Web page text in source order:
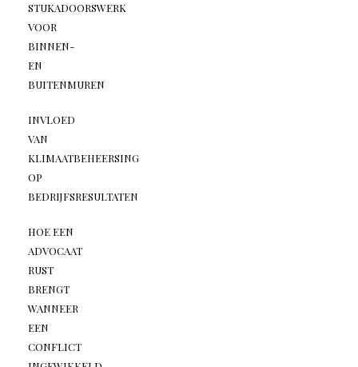
STUKADOORSWERK
VOOR
BINNEN-
EN
BUITENMUREN
INVLOED
VAN
KLIMAATBEHEERSING
OP
BEDRIJFSRESULTATEN
HOE EEN
ADVOCAAT
RUST
BRENGT
WANNEER
EEN
CONFLICT